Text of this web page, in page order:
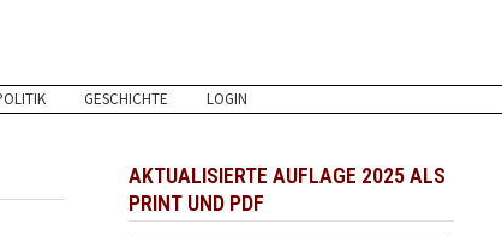
GESCHICHTE LOGIN
AKTUALISIERTE AUFLAGE 2025 ALS
PRINT UND PDF